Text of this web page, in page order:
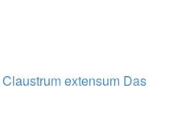
Claustrum extensum Das